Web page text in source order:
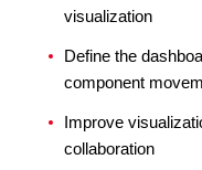
visualization
Define the
component
Improve
collaboration